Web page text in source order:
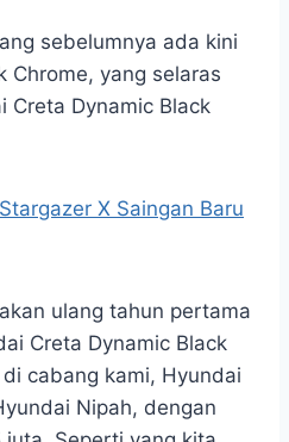
sebelumnya ada kini
Chrome, yang selaras
Creta Dynamic Black
X Saingan Baru
ulang tahun pertama
Creta Dynamic Black
cabang kami, Hyundai
Nipah, dengan